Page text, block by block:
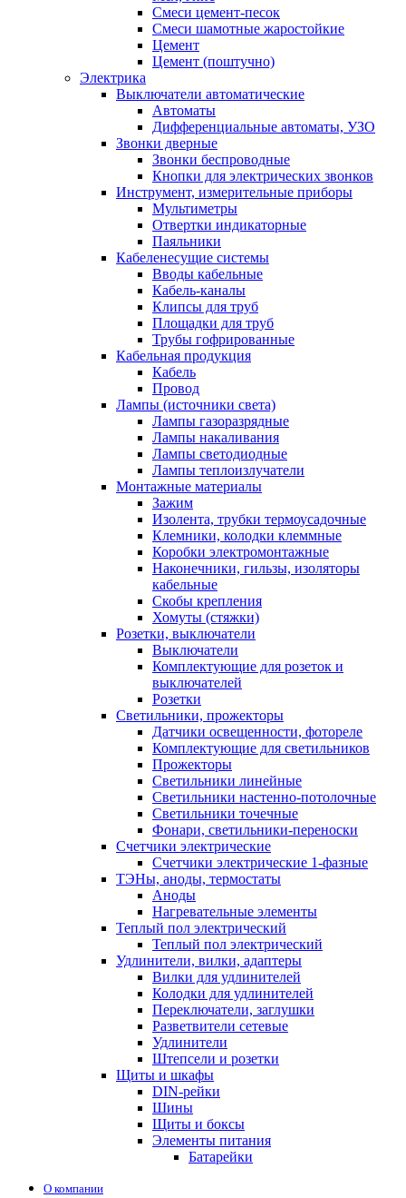
Смеси цемент-песок
Смеси шамотные жаростойкие
Цемент
Цемент (поштучно)
Электрика
Выключатели автоматические
Автоматы
Дифференциальные автоматы, УЗО
Звонки дверные
Звонки беспроводные
Кнопки для электрических звонков
Инструмент, измерительные приборы
Мультиметры
Отвертки индикаторные
Паяльники
Кабеленесущие системы
Вводы кабельные
Кабель-каналы
Клипсы для труб
Площадки для труб
Трубы гофрированные
Кабельная продукция
Кабель
Провод
Лампы (источники света)
Лампы газоразрядные
Лампы накаливания
Лампы светодиодные
Лампы теплоизлучатели
Монтажные материалы
Зажим
Изолента, трубки термоусадочные
Клемники, колодки клеммные
Коробки электромонтажные
Наконечники, гильзы, изоляторы
кабельные
Скобы крепления
Хомуты (стяжки)
Розетки, выключатели
Выключатели
Комплектующие для розеток и
выключателей
Розетки
Светильники, прожекторы
Датчики освещенности, фотореле
Комплектующие для светильников
Прожекторы
Светильники линейные
Светильники настенно-потолочные
Светильники точечные
Фонари, светильники-переноски
Счетчики электрические
Счетчики электрические 1-фазные
ТЭНы, аноды, термостаты
Аноды
Нагревательные элементы
Теплый пол электрический
Теплый пол электрический
Удлинители, вилки, адаптеры
Вилки для удлинителей
Колодки для удлинителей
Переключатели, заглушки
Разветвители сетевые
Удлинители
Штепсели и розетки
Щиты и шкафы
DIN-рейки
Шины
Щиты и боксы
Элементы питания
Батарейки
О компании